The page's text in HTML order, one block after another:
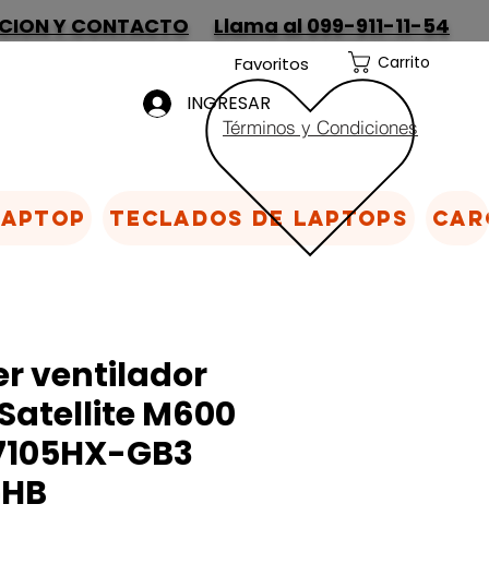
Y CONTACTO Llama al 099-911-11-54
Favoritos Carrito
Términos y Condiciones
INGRESAR
ventilador
M600
GB3
Teclados de laptops